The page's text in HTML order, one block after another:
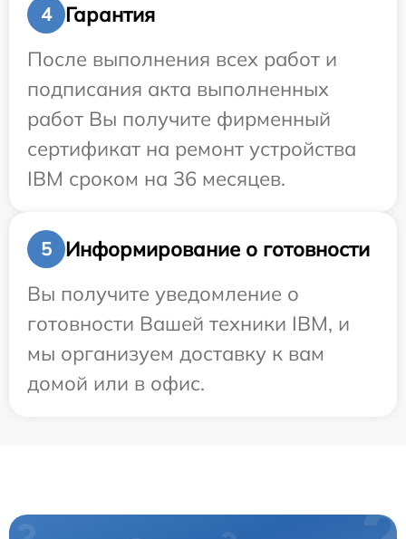
4
Гарантия
После выполнения всех работ и
подписания акта выполненных
работ Вы получите фирменный
сертификат на ремонт устройства
IBM сроком на 36 месяцев.
5
Информирование о готовности
Вы получите уведомление о
готовности Вашей техники IBM, и
мы организуем доставку к вам
домой или в офис.